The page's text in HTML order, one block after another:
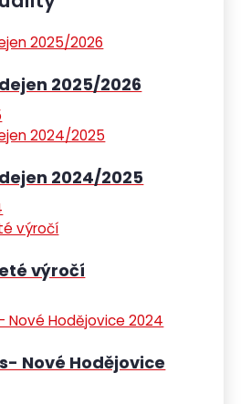
2025/2026
2024/2025
výročí
Nové Hodějovice